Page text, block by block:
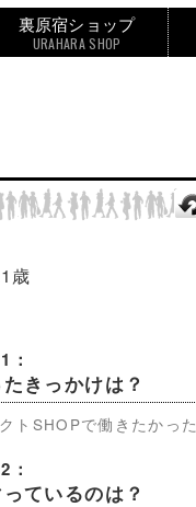
裏原宿ショップ
URAHARA SHOP
歳
きっかけは？
トSHOPで働きたかった
ているのは？